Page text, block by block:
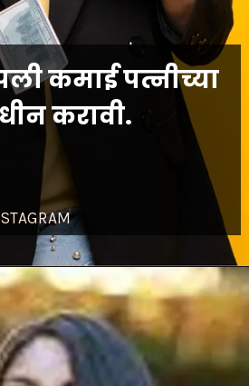
कमाई पत्नीच्या
करावी.